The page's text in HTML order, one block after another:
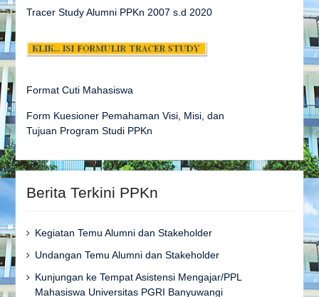
Tracer Study Alumni PPKn 2007 s.d 2020
Format Cuti Mahasiswa
Form Kuesioner Pemahaman Visi, Misi, dan
Tujuan Program Studi PPKn
Berita Terkini PPKn
Kegiatan Temu Alumni dan Stakeholder
Undangan Temu Alumni dan Stakeholder
Kunjungan ke Tempat Asistensi Mengajar/PPL
Mahasiswa Universitas PGRI Banyuwangi